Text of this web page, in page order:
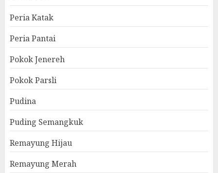
Peria Katak
Peria Pantai
Pokok Jenereh
Pokok Parsli
Pudina
Puding Semangkuk
Remayung Hijau
Remayung Merah